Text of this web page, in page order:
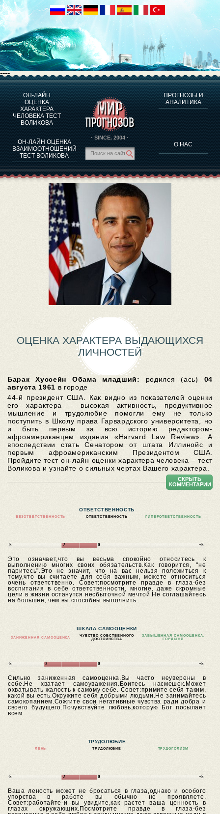
----
ОН-ЛАЙН
ОЦЕНКА
ХАРАКТЕРА
ЧЕЛОВЕКА ТЕСТ
ВОЛИКОВА
ОН-ЛАЙН ОЦЕНКА
ВЗАИМООТНОШЕНИЙ
ТЕСТ ВОЛИКОВА
· SINCE. 2004 ·
ПРОГНОЗЫ И
АНАЛИТИКА
О НАС
О ПРОГРАММЕ
ОЦЕНКА ХАРАКТЕРA ЧЕЛОВЕКА
ОЦЕНКА ХАРАКТЕРА ВЫДАЮЩИХСЯ ЛИЧНОСТЕЙ
О ПРОГРАММЕ
ТЕСТ НА СОВМЕСТИМОСТЬ ВОЛИКОВА
ПРОГНОЗЫ И АНАЛИТИКА
ОЦЕНКА ХАРАКТЕРА ВЫДАЮЩИХСЯ
ЛИЧНОСТЕЙ
Барак Хуссейн Обама младший: родился (ась) 04
августа 1961 в городе
44-й президент США. Как видно из показателей оценки
его характера – высокая активность, продуктивное
мышление и трудолюбие помогли ему не только
поступить в Школу права Гарвардского университета, но
и быть первым за всю историю редактором-
афроамериканцем издания «Harvard Law Review». А
впоследствии стать Сенатором от штата Иллинойс и
первым афроамериканским Президентом США.
Пройдите тест он-лайн оценки характера человека – тест
Воликова и узнайте о сильных чертах Вашего характера.
СКРЫТЬ
КОММЕНТАРИИ
ОТВЕТСТВЕННОСТЬ
БЕЗОТВЕТСТВЕННОСТЬ ОТВЕТСТВЕННОСТЬ ГИПЕРОТВЕТСТВЕННОСТЬ
-5 -2 0 +5
Это означает,что вы весьма спокойно относитесь к
выполнению многих своих обязательств.Как говорится, "не
паритесь".Это не значит, что на вас нельзя положиться к
тому,что вы считаете для себя важным, можете относиться
очень ответственно.Совет:посмотрите правде в глаза-без
воспитания в себе ответственности, многие, даже скромные
цели в жизни останутся несбыточной мечтой.Не соглашайтесь
на большее, чем вы способны выполнить.
ШКАЛА САМООЦЕНКИ
ЗАНИЖЕННАЯ САМООЦЕНКА
ЧУВСТВО СОБСТВЕННОГО
ДОСТОИНСТВА
ЗАВЫШЕННАЯ САМООЦЕНКА,
ГОРДЫНЯ
-5 -3 0 +5
Сильно заниженная самооценка.Вы часто неуверены в
себе.Не хватает самоуважения.Боитесь насмешек.Может
охватывать жалость к самому себе. Совет:примите себя таким,
какой вы есть.Окружите себя добрыми людьми.Не занимайтесь
самокопанием.Сожгите свои негативные чувства ради добра и
своего будущего.Почувствуйте любовь,которую Бог посылает
всем.
ТРУДОЛЮБИЕ
ЛЕНЬ ТРУДОЛЮБИЕ ТРУДОГОЛИЗМ
-5 -2 0 +5
Ваша леность может не бросаться в глаза,однако и особого
упорства в работе вы обычно не проявляете.
Совет:работайте-и вы увидите,как растет ваша ценность в
глазах окружающих.Посмотрите правде в глаза-без